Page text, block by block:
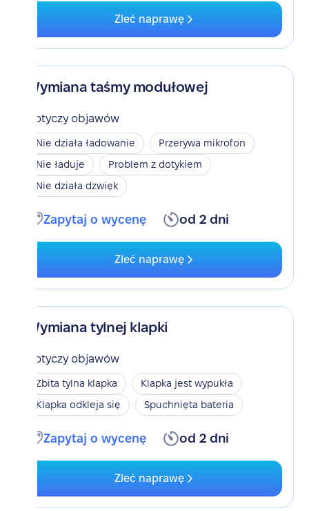
Zleć naprawę
Wymiana taśmy modułowej
Dotyczy objawów
Nie działa ładowanie
Przerywa mikrofon
Nie ładuje
Problem z dotykiem
Nie działa dzwięk
Zapytaj o wycenę od 2 dni
Zleć naprawę
Wymiana tylnej klapki
Dotyczy objawów
Zbita tylna klapka
Klapka jest wypukła
Klapka odkleja się
Spuchnięta bateria
Zapytaj o wycenę od 2 dni
Zleć naprawę